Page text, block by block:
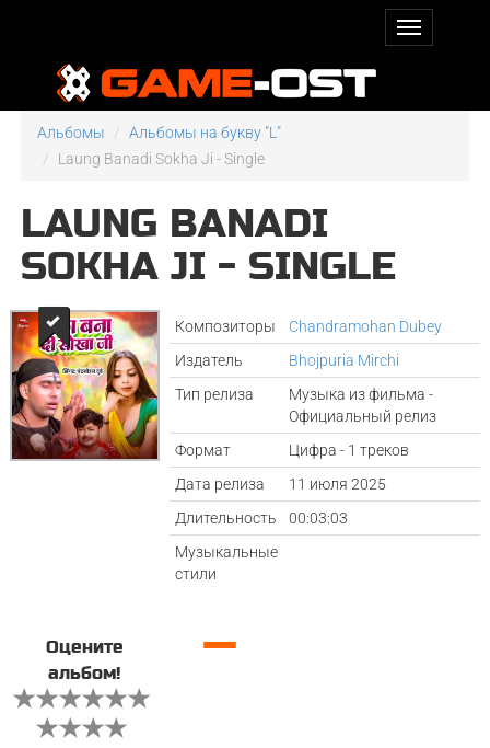
Альбомы
Альбомы на букву "L"
Laung Banadi Sokha Ji - Single
LAUNG BANADI
SOKHA JI - SINGLE
Композиторы
Chandramohan Dubey
Издатель
Bhojpuria Mirchi
Тип релиза
Музыка из фильма -
Официальный релиз
Формат
Цифра - 1 треков
Дата релиза
11 июля 2025
Длительность
00:03:03
Музыкальные
стили
Оцените
альбом!
—